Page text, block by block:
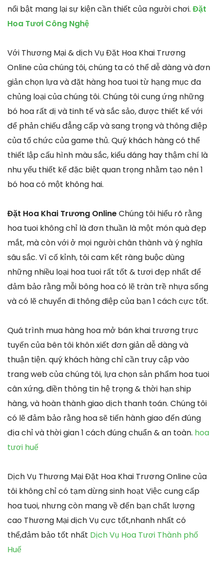
nổi bật mang lại sự kiện cần thiết của người chơi. Đặt
Hoa Tươi Công Nghệ
Với Thương Mại & dịch Vụ Đặt Hoa Khai Trương
Online của chúng tôi, chúng ta có thể dễ dàng và đơn
giản chọn lựa và đặt hàng hoa tuoi từ hạng mục đa
chủng loại của chúng tôi. Chúng tôi cung ứng những
bó hoa rất dị và tinh tế và sắc sảo, được thiết kế với
để phản chiếu đẳng cấp và sang trọng và thông điệp
của tổ chức của game thủ. Quý khách hàng có thể
thiết lập cấu hình màu sắc, kiểu dáng hay thậm chí là
nhu yếu thiết kế đặc biệt quan trọng nhằm tạo nên 1
bó hoa có một không hai.
Đặt Hoa Khai Trương OnlineChúng tôi hiểu rõ rằng
hoa tuoi không chỉ là đơn thuần là một món quà đẹp
mắt, mà còn với ở mọi người chân thành và ý nghĩa
sâu sắc. Vì cố kỉnh, tôi cam kết ràng buộc dùng
những nhiều loại hoa tuoi rất tốt & tươi đẹp nhất để
đảm bảo rằng mỗi bông hoa có lẽ tràn trề nhựa sống
và có lẽ chuyển đi thông điệp của bạn 1 cách cực tốt.
Quá trình mua hàng hoa mở bán khai trương trực
tuyến của bên tôi khôn xiết đơn giản dễ dàng và
thuận tiện. quý khách hàng chỉ cần truy cập vào
trang web của chúng tôi, lựa chọn sản phẩm hoa tuoi
cân xứng, điền thông tin hệ trọng & thời hạn ship
hàng, và hoàn thành giao dịch thanh toán. Chúng tôi
có lẽ đảm bảo rằng hoa sẽ tiến hành giao đến đúng
địa chỉ và thời gian 1 cách đúng chuẩn & an toàn. hoa
tươi huế
Dịch Vụ Thương Mại Đặt Hoa Khai Trương Online của
tôi không chỉ có tạm dừng sinh hoạt Việc cung cấp
hoa tuoi, nhưng còn mang về đến bạn chất lượng
cao Thương Mại dịch Vụ cực tốt,nhanh nhất có
thể,đảm bảo tốt nhất Dịch Vụ Hoa Tươi Thành phố
Huế